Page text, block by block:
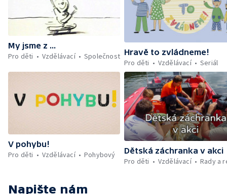
My jsme z ...
Pro děti
Vzdělávací Společnost Hravě to zvládneme!
Pro děti
Vzdělávací Seriál
V pohybu!
Pro děti
Vzdělávací Pohybový
Dětská záchranka v akci
Pro děti
Vzdělávací Rady a
Napište nám